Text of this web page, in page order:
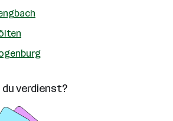
du verdienst?